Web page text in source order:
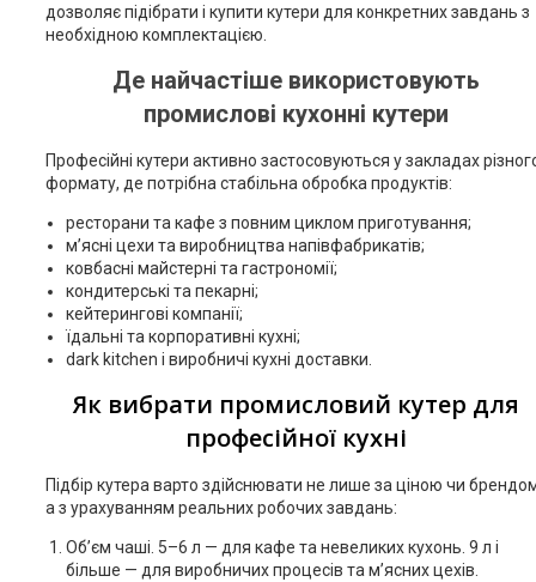
дозволяє підібрати і купити кутери для конкретних завдань з
необхідною комплектацією.
Де найчастіше використовують
промислові кухонні кутери
Професійні кутери активно застосовуються у закладах
формату, де потрібна стабільна обробка продуктів:
ресторани та кафе з повним циклом приготування;
м’ясні цехи та виробництва напівфабрикатів;
ковбасні майстерні та гастрономії;
кондитерські та пекарні;
кейтерингові компанії;
їдальні та корпоративні кухні;
dark kitchen і виробничі кухні доставки.
Як вибрати промисловий кутер для
професійної кухні
Підбір кутера варто здійснювати не лише за ціною чи
а з урахуванням реальних робочих завдань:
Об’єм чаші. 5–6 л — для кафе та невеликих кухонь. 9 л і
більше — для виробничих процесів та м’ясних цехів.